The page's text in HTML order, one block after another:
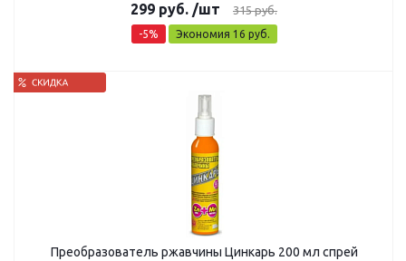
299 руб. /шт 315руб.
-5% Экономия 16 руб.
Преобразователь ржавчины Цинкарь 200 мл спрей